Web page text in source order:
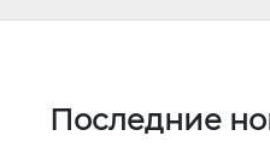
Последние